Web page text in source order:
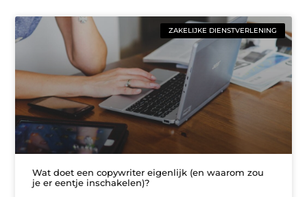
ZAKELIJKE DIENSTVERLENING
Wat doet een copywriter eigenlijk (en waarom zou
je er eentje inschakelen)?